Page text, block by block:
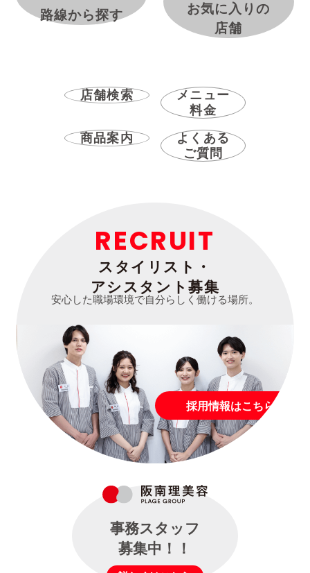
路線から探す
お気に入りの
店舗
店舗検索
メニュー
料金
商品案内
よくある
ご質問
RECRUIT
スタイリスト・
アシスタント募集
安心した職場環境で自分らしく働ける場所。
採用情報はこちら
事務スタッフ
募集中！！